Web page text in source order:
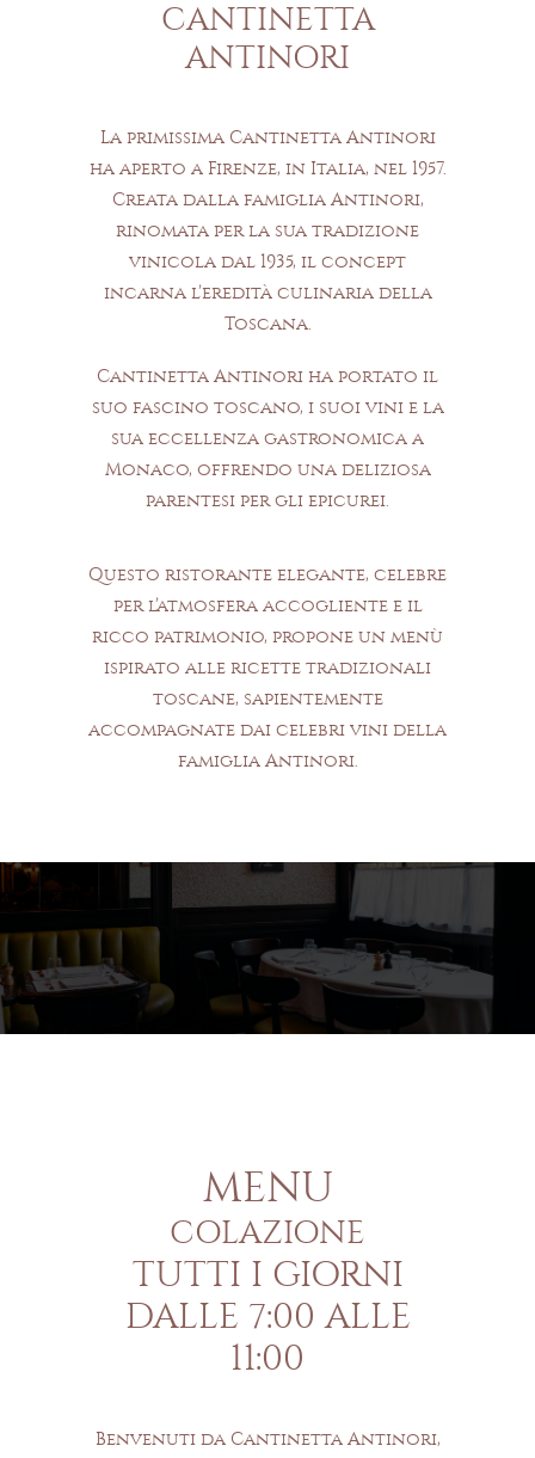
VINI ECCEZIONALI E
CANTINETTA
ANTINORI
La primissima Cantinetta Antinori
ha aperto a Firenze, in Italia, nel 1957.
Creata dalla famiglia Antinori,
rinomata per la sua tradizione
vinicola dal 1935, il concept
incarna l’eredità culinaria della
Toscana.
Cantinetta Antinori ha portato il
suo fascino toscano, i suoi vini e la
sua eccellenza gastronomica a
Monaco, offrendo una deliziosa
parentesi per gli epicurei.
Questo ristorante elegante, celebre
per l’atmosfera accogliente e il
ricco patrimonio, propone un menù
ispirato alle ricette tradizionali
toscane, sapientemente
accompagnate dai celebri vini della
famiglia Antinori.
MENU
COLAZIONE
TUTTI I GIORNI
DALLE 7:00 ALLE
11:00
Benvenuti da Cantinetta Antinori,